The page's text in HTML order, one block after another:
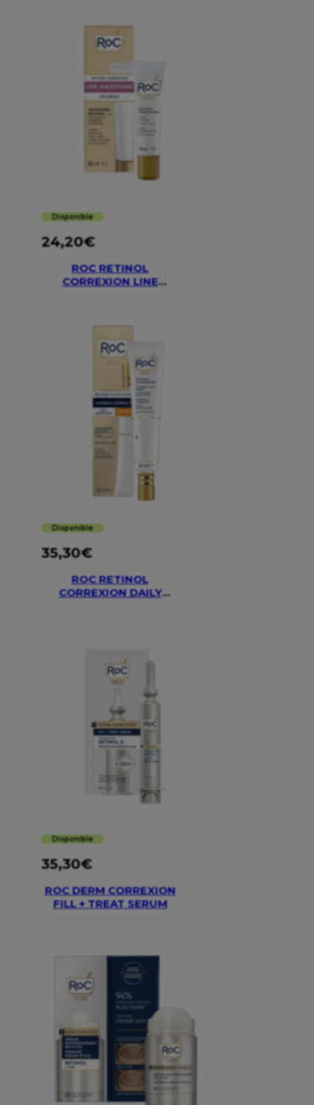
Disponible
24,20€
ROC RETINOL
CORREXION LINE
Disponible
35,30€
ROC RETINOL
CORREXION DAILY
Disponible
35,30€
ROC DERM CORREXION
FILL + TREAT SERUM